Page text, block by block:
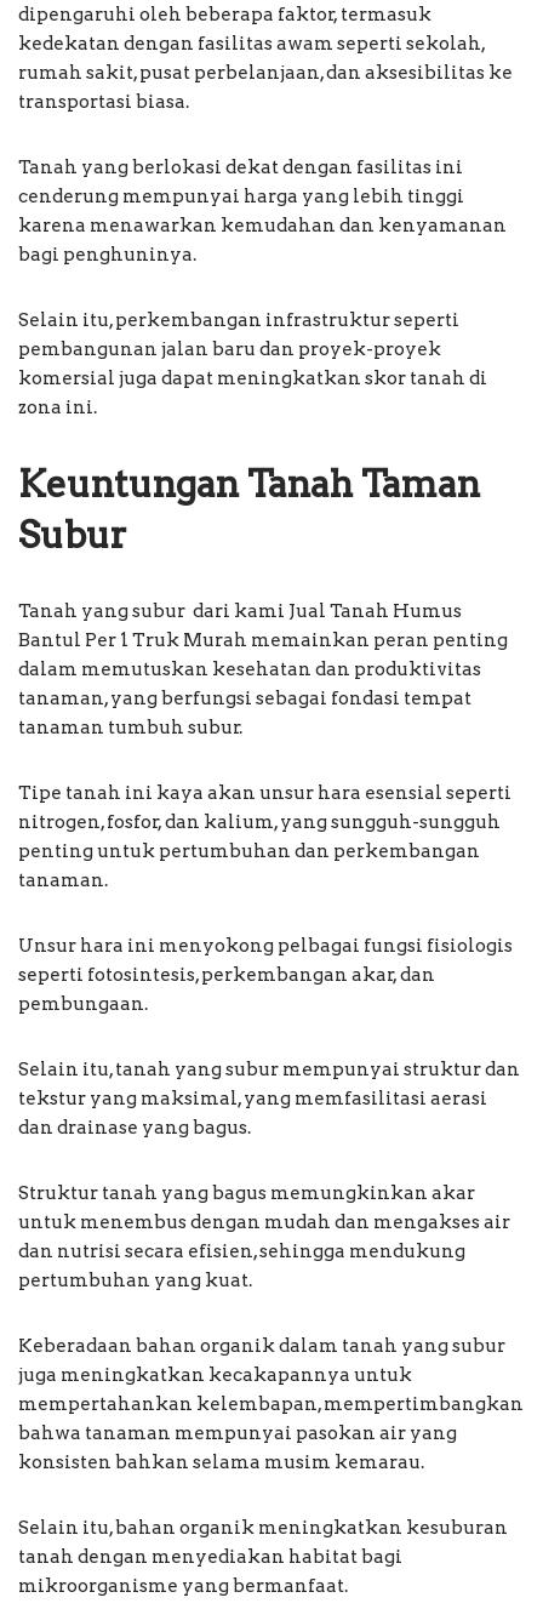
dipengaruhi oleh beberapa faktor, termasuk
kedekatan dengan fasilitas awam seperti sekolah,
rumah sakit, pusat perbelanjaan, dan aksesibilitas ke
transportasi biasa.
Tanah yang berlokasi dekat dengan fasilitas ini
cenderung mempunyai harga yang lebih tinggi
karena menawarkan kemudahan dan kenyamanan
bagi penghuninya.
Selain itu, perkembangan infrastruktur seperti
pembangunan jalan baru dan proyek-proyek
komersial juga dapat meningkatkan skor tanah di
zona ini.
Keuntungan Tanah Taman
Subur
Tanah yang subur dari kami Jual Tanah Humus
Bantul Per 1 Truk Murah memainkan peran penting
dalam memutuskan kesehatan dan produktivitas
tanaman, yang berfungsi sebagai fondasi tempat
tanaman tumbuh subur.
Tipe tanah ini kaya akan unsur hara esensial seperti
nitrogen, fosfor, dan kalium, yang sungguh-sungguh
penting untuk pertumbuhan dan perkembangan
tanaman.
Unsur hara ini menyokong pelbagai fungsi fisiologis
seperti fotosintesis, perkembangan akar, dan
pembungaan.
Selain itu, tanah yang subur mempunyai struktur dan
tekstur yang maksimal, yang memfasilitasi aerasi
dan drainase yang bagus.
Struktur tanah yang bagus memungkinkan akar
untuk menembus dengan mudah dan mengakses air
dan nutrisi secara efisien, sehingga mendukung
pertumbuhan yang kuat.
Keberadaan bahan organik dalam tanah yang subur
juga meningkatkan kecakapannya untuk
mempertahankan kelembapan, mempertimbangkan
bahwa tanaman mempunyai pasokan air yang
konsisten bahkan selama musim kemarau.
Selain itu, bahan organik meningkatkan kesuburan
tanah dengan menyediakan habitat bagi
mikroorganisme yang bermanfaat.